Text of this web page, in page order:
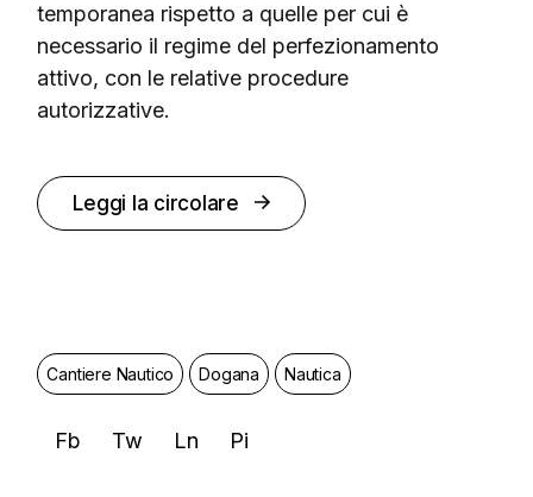
temporanea rispetto a quelle per cui è
necessario il regime del perfezionamento
attivo, con le relative procedure
autorizzative.
Leggi la circolare
Cantiere Nautico Dogana Nautica
Fb Tw Ln Pi